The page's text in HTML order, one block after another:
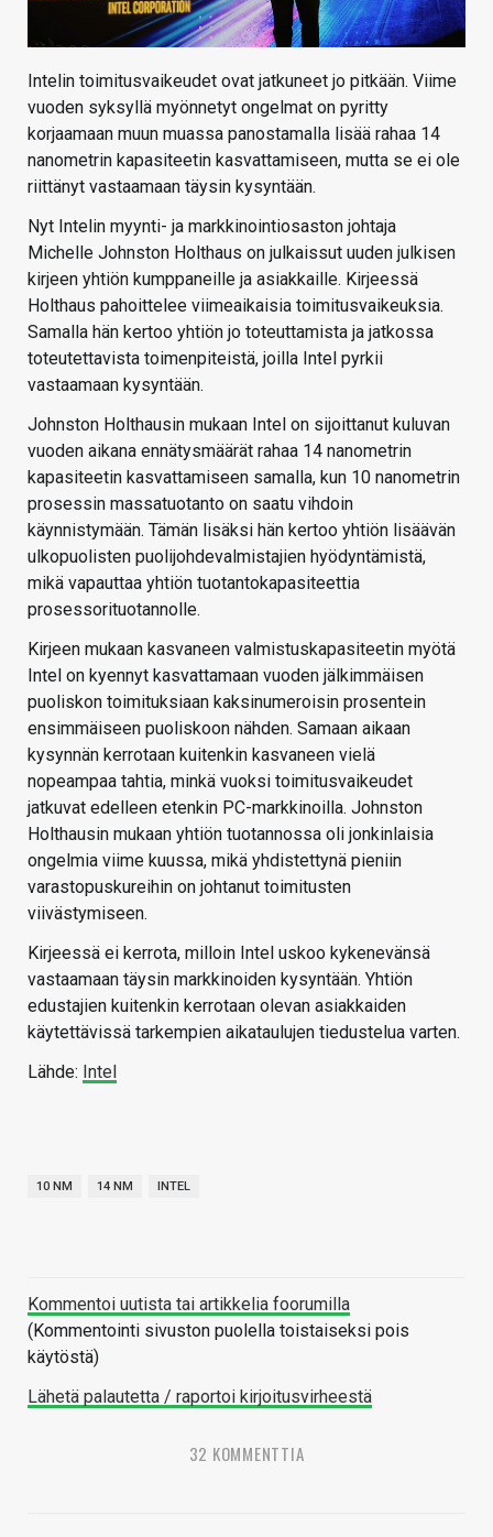
Intelin toimitusvaikeudet ovat jatkuneet jo pitkään. Viime
vuoden syksyllä myönnetyt ongelmat on pyritty
korjaamaan muun muassa panostamalla lisää rahaa 14
nanometrin kapasiteetin kasvattamiseen, mutta se ei ole
riittänyt vastaamaan täysin kysyntään.
Nyt Intelin myynti- ja markkinointiosaston johtaja
Michelle Johnston Holthaus on julkaissut uuden julkisen
kirjeen yhtiön kumppaneille ja asiakkaille. Kirjeessä
Holthaus pahoittelee viimeaikaisia toimitusvaikeuksia.
Samalla hän kertoo yhtiön jo toteuttamista ja jatkossa
toteutettavista toimenpiteistä, joilla Intel pyrkii
vastaamaan kysyntään.
Johnston Holthausin mukaan Intel on sijoittanut kuluvan
vuoden aikana ennätysmäärät rahaa 14 nanometrin
kapasiteetin kasvattamiseen samalla, kun 10 nanometrin
prosessin massatuotanto on saatu vihdoin
käynnistymään. Tämän lisäksi hän kertoo yhtiön lisäävän
ulkopuolisten puolijohdevalmistajien hyödyntämistä,
mikä vapauttaa yhtiön tuotantokapasiteettia
prosessorituotannolle.
Kirjeen mukaan kasvaneen valmistuskapasiteetin myötä
Intel on kyennyt kasvattamaan vuoden jälkimmäisen
puoliskon toimituksiaan kaksinumeroisin prosentein
ensimmäiseen puoliskoon nähden. Samaan aikaan
kysynnän kerrotaan kuitenkin kasvaneen vielä
nopeampaa tahtia, minkä vuoksi toimitusvaikeudet
jatkuvat edelleen etenkin PC-markkinoilla. Johnston
Holthausin mukaan yhtiön tuotannossa oli jonkinlaisia
ongelmia viime kuussa, mikä yhdistettynä pieniin
varastopuskureihin on johtanut toimitusten
viivästymiseen.
Kirjeessä ei kerrota, milloin Intel uskoo kykenevänsä
vastaamaan täysin markkinoiden kysyntään. Yhtiön
edustajien kuitenkin kerrotaan olevan asiakkaiden
käytettävissä tarkempien aikataulujen tiedustelua varten.
Lähde: Intel
10 NM 14 NM INTEL
Kommentoi uutista tai artikkelia foorumilla
(Kommentointi sivuston puolella toistaiseksi pois
käytöstä)
Lähetä palautetta / raportoi kirjoitusvirheestä
32 KOMMENTTIA